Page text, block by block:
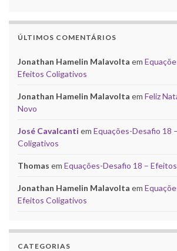
ÚLTIMOS COMENTÁRIOS
Jonathan Hamelin Malavolta em
Efeitos Coligativos
Jonathan Hamelin Malavolta em Feliz
Novo
José Cavalcanti em Equações-Desafio 18
Coligativos
Thomas em Equações-Desafio 18 –
Jonathan Hamelin Malavolta em
Efeitos Coligativos
CATEGORIAS